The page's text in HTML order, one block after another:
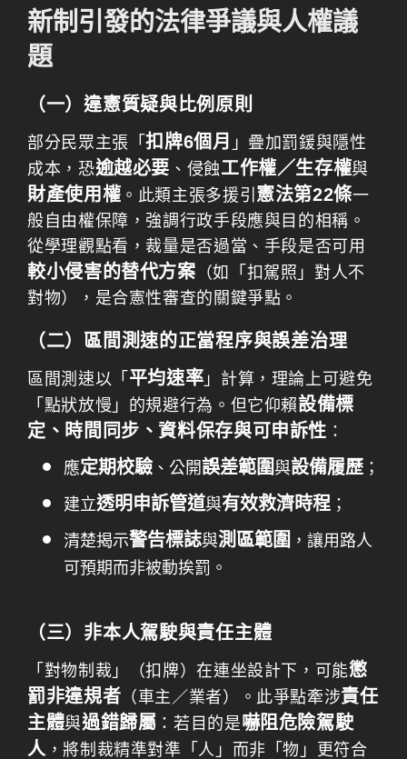
新制引發的法律爭議與人權議
題
（一）違憲質疑與比例原則
部分民眾主張「扣牌6個月 」疊加罰鍰與隱性
成本，恐逾越必要 、侵蝕工作權／生存權與
財產使用權 。此類主張多援引 憲法第22條一
般自由權保障，強調行政手段應與目的相稱。
從學理觀點看，裁量是否過當、手段是否可用
較小侵害的替代方案 （如「扣駕照」對人不
對物），是合憲性審查的關鍵爭點。
（二）區間測速的正當程序與誤差治理
區間測速以「 平均速率 」計算，理論上可避免
「點狀放慢」的規避行為。但它仰賴設備標
定、時間同步、資料保存與可申訴性 ：
應定期校驗、公開誤差範圍與設備履歷 ；
建立透明申訴管道與有效救濟時程 ；
清楚揭示警告標誌與測區範圍 ，讓用路人
可預期而非被動挨罰。
（三）非本人駕駛與責任主體
「對物制裁」（扣牌）在連坐設計下，可能懲
罰非違規者 （車主／業者）。此爭點牽涉責任
主體與過錯歸屬 ：若目的是嚇阻危險駕駛
人 ，將制裁精準對準「人」而非「物」更符合